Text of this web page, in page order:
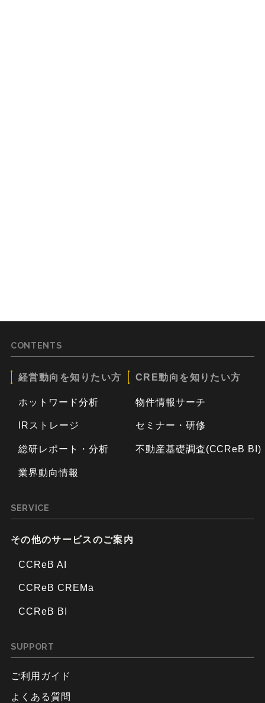
CONTENTS
経営動向を知りたい方
ホットワード分析
IRストレージ
総研レポート・分析
業界動向情報
CRE動向を知りたい方
物件情報サーチ
セミナー・研修
不動産基礎調査(CCReB BI)
SERVICE
その他のサービスのご案内
CCReB AI
CCReB CREMa
CCReB BI
SUPPORT
ご利用ガイド
よくある質問